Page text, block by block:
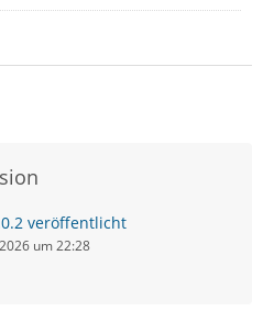
veröffentlicht
um 22:28